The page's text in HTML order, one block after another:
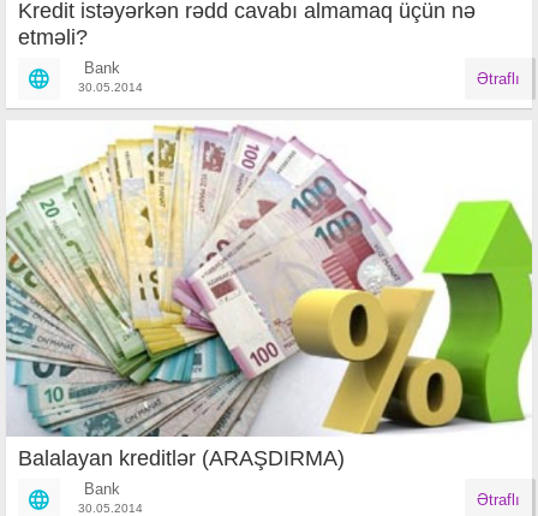
Kredit istəyərkən rədd cavabı almamaq üçün nə
etməli?
Bank
30.05.2014 Ətraflı
Balalayan kreditlər (ARAŞDIRMA)
Bank
30.05.2014 Ətraflı